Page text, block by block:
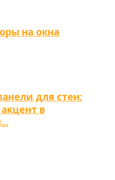
на окна
для стен:
в